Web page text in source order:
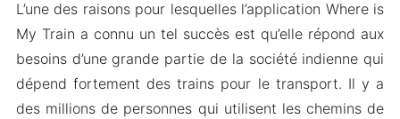
L’une des raisons pour lesquelles l’application Where is
My Train a connu un tel succès est qu’elle répond aux
besoins d’une grande partie de la société indienne qui
dépend fortement des trains pour le transport. Il y a
des millions de personnes qui utilisent les chemins de